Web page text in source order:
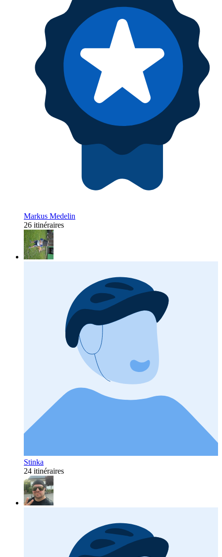
Markus Medelin
26 itinéraires
Stinka
24 itinéraires